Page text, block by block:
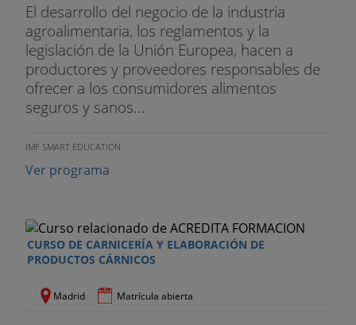
El desarrollo del negocio de la industria
agroalimentaria, los reglamentos y la
legislación de la Unión Europea, hacen a
productores y proveedores responsables de
ofrecer a los consumidores alimentos
seguros y sanos...
IMF SMART EDUCATION
Ver programa
CURSO DE CARNICERÍA Y ELABORACIÓN DE
PRODUCTOS CÁRNICOS
Madrid Matrícula abierta